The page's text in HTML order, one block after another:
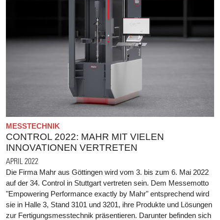
MESSTECHNIK
CONTROL 2022: MAHR MIT VIELEN
INNOVATIONEN VERTRETEN
APRIL 2022
Die Firma Mahr aus Göttingen wird vom 3. bis zum 6. Mai 2022
auf der 34. Control in Stuttgart vertreten sein. Dem Messemotto
"Empowering Performance exactly by Mahr" entsprechend wird
sie in Halle 3, Stand 3101 und 3201, ihre Produkte und Lösungen
zur Fertigungsmesstechnik präsentieren. Darunter befinden sich